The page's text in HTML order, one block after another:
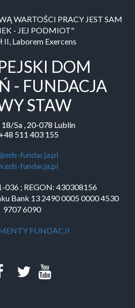
WARTOŚCI PRACY JEST SAM
- JEJ PODMIOT"
II, Laborem Exercens
DOM
- FUNDACJA
STAW
18/5a , 20-078 Lublin
511 403 155
fundacja.pl
fundacja.pl
036 ; REGON: 430308156
Bank 13 2490 0005 0000 4530
9707 6090
FUNDACJI